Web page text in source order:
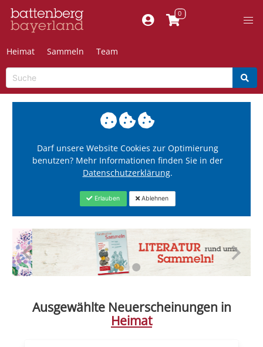
Heimat Sammeln Team
Darf unsere Website Cookies zur Optimierung
benutzen? Mehr Informationen finden Sie in der
Datenschutzerklärung.
Erlauben Ablehnen
Ausgewählte Neuerscheinungen in
Heimat